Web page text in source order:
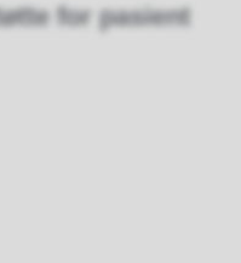
for pasient